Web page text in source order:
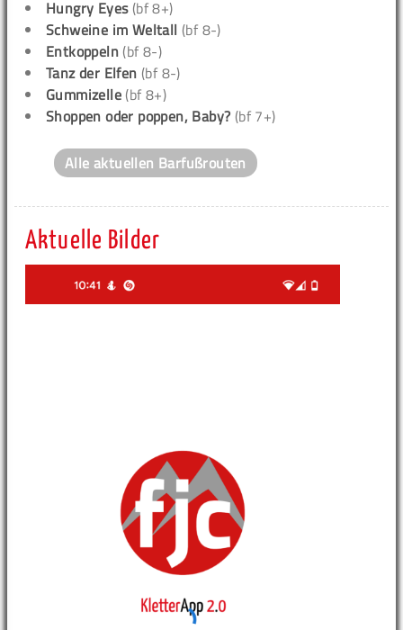
Hungry Eyes(bf 8+)
Schweine im Weltall (bf 8-)
Entkoppeln (bf 8-)
Tanz der Elfen (bf 8-)
Gummizelle (bf 8+)
Shoppen oder poppen, Baby? (bf 7+)
Alle aktuellen Barfußrouten
Aktuelle Bilder